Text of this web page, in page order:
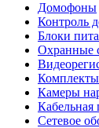
Домофоны
Контроль
Блоки
Охранные
Камеры
Кабельная
Сетевое